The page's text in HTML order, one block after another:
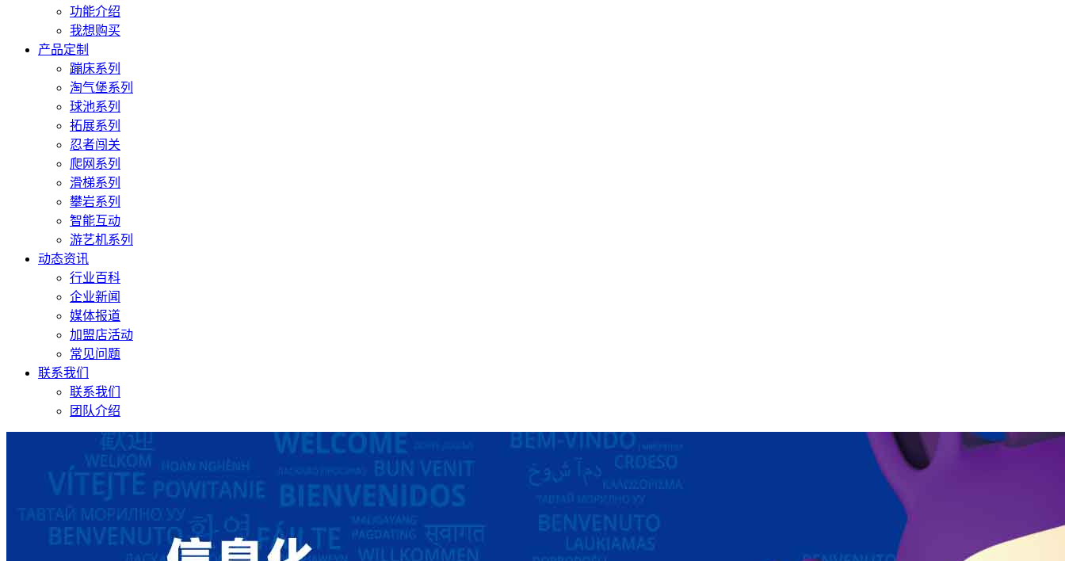
功能介绍
我想购买
产品定制
蹦床系列
淘气堡系列
球池系列
拓展系列
忍者闯关
爬网系列
滑梯系列
攀岩系列
智能互动
游艺机系列
动态资讯
行业百科
企业新闻
媒体报道
加盟店活动
常见问题
联系我们
联系我们
团队介绍